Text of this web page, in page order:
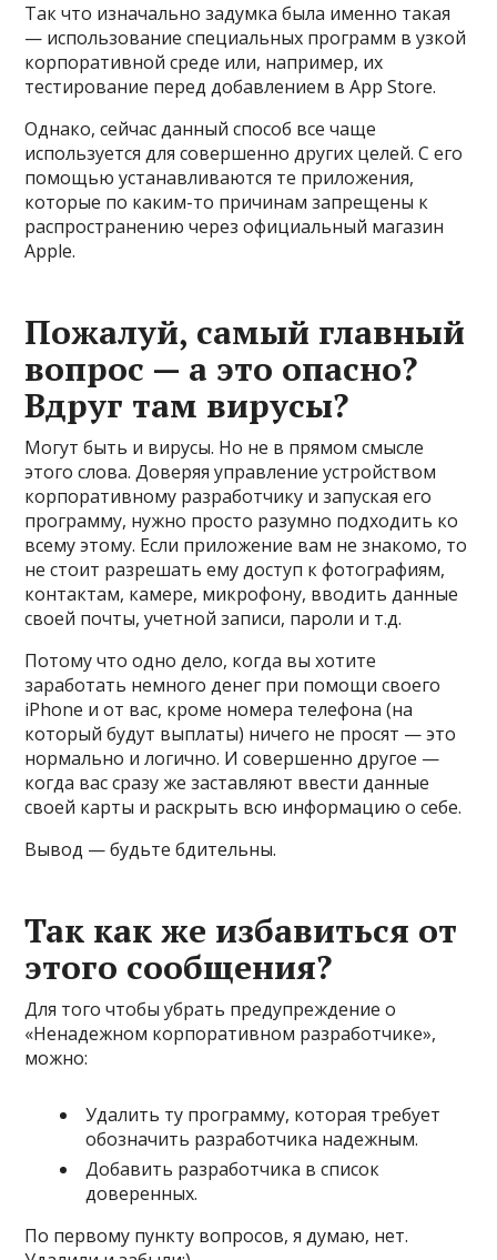
Так что изначально задумка была именно такая
— использование специальных программ в узкой
корпоративной среде или, например, их
тестирование перед добавлением в App Store.
Однако, сейчас данный способ все чаще
используется для совершенно других целей. С его
помощью устанавливаются те приложения,
которые по каким-то причинам запрещены к
распространению через официальный магазин
Apple.
Пожалуй, самый главный
вопрос — а это опасно?
Вдруг там вирусы?
Могут быть и вирусы. Но не в прямом смысле
этого слова. Доверяя управление устройством
корпоративному разработчику и запуская его
программу, нужно просто разумно подходить ко
всему этому. Если приложение вам не знакомо, то
не стоит разрешать ему доступ к фотографиям,
контактам, камере, микрофону, вводить данные
своей почты, учетной записи, пароли и т.д.
Потому что одно дело, когда вы хотите
заработать немного денег при помощи своего
iPhone и от вас, кроме номера телефона (на
который будут выплаты) ничего не просят — это
нормально и логично. И совершенно другое —
когда вас сразу же заставляют ввести данные
своей карты и раскрыть всю информацию о себе.
Вывод — будьте бдительны.
Так как же избавиться от
этого сообщения?
Для того чтобы убрать предупреждение о
«Ненадежном корпоративном разработчике»,
можно:
Удалить ту программу, которая требует
обозначить разработчика надежным.
Добавить разработчика в список
доверенных.
По первому пункту вопросов, я думаю, нет.